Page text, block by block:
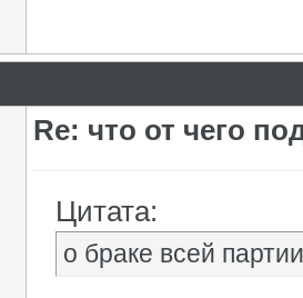
Re: что от чего
Цитата:
о браке всей партии